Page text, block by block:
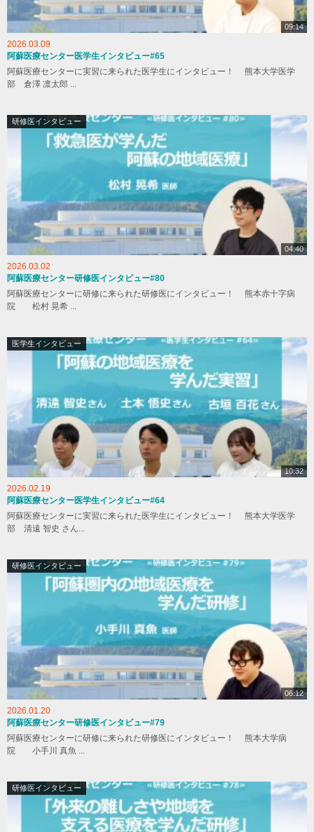
09:14
2026.03.09
阿蘇医療センター医学生インタビュー#65
阿蘇医療センターに実習に来られた医学生にインタビュー！ 熊本大学医学
部 倉澤 凛太郎 ...
研修医インタビュー
04:40
2026.03.02
阿蘇医療センター研修医インタビュー#80
阿蘇医療センターに研修に来られた研修医にインタビュー！ 熊本赤十字病
院 松村 晃希 ...
医学生インタビュー
10:32
2026.02.19
阿蘇医療センター医学生インタビュー#64
阿蘇医療センターに実習に来られた医学生にインタビュー！ 熊本大学医学
部 清遠 智史 さん...
研修医インタビュー
06:12
2026.01.20
阿蘇医療センター研修医インタビュー#79
阿蘇医療センターに研修に来られた研修医にインタビュー！ 熊本大学病
院 小手川 真魚 ...
研修医インタビュー